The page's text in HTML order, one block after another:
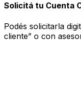
Solicitá tu Cuenta
Podés solicitarla
cliente” o con